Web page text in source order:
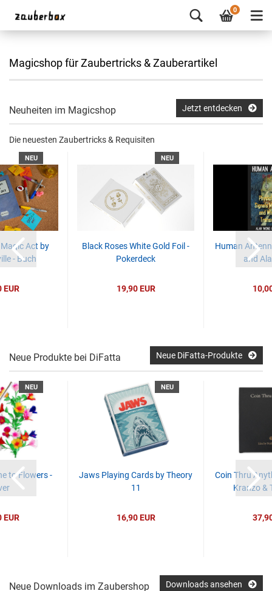
0
Magicshop für Zaubertricks & Zauberartikel
Jetzt entdecken
Neuheiten im Magicshop
Die neuesten Zaubertricks & Requisiten
NEU
Act by
- Buch
EUR
NEU
Black Roses White Gold Foil -
Pokerdeck
19,90 EUR
Human
and
Neue DiFatta-Produkte
Neue Produkte bei DiFatta
NEU
to Flowers -
EUR
NEU
Jaws Playing Cards by Theory
11
16,90 EUR
Coin Thru
Kranzo &
Downloads ansehen
Neue Downloads im Zaubershop